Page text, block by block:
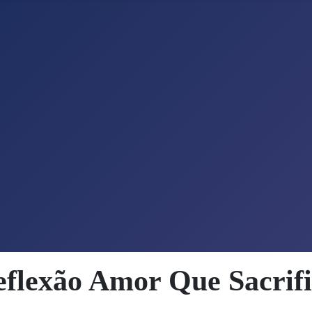
Amor Que